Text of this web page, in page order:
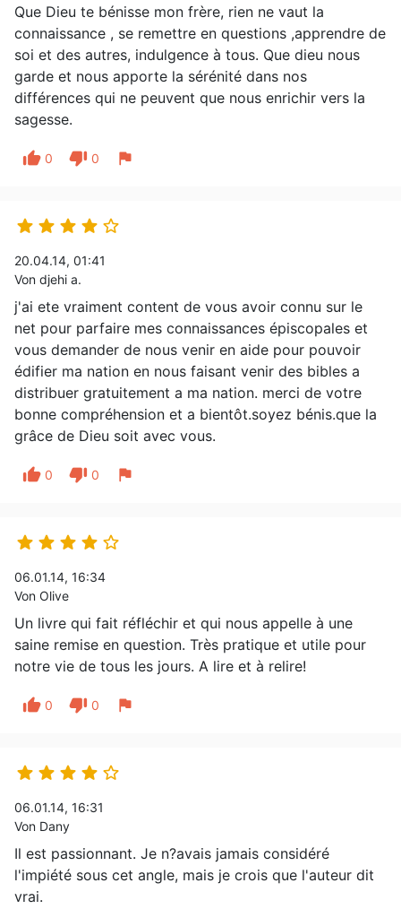
Que Dieu te bénisse mon frère, rien ne vaut la
connaissance , se remettre en questions ,apprendre de
soi et des autres, indulgence à tous. Que dieu nous
garde et nous apporte la sérénité dans nos
différences qui ne peuvent que nous enrichir vers la
sagesse.
thumb_up 0 thumb_down 0 flag
    
20.04.14, 01:41
Von djehi a.
j'ai ete vraiment content de vous avoir connu sur le
net pour parfaire mes connaissances épiscopales et
vous demander de nous venir en aide pour pouvoir
édifier ma nation en nous faisant venir des bibles a
distribuer gratuitement a ma nation. merci de votre
bonne compréhension et a bientôt.soyez bénis.que la
grâce de Dieu soit avec vous.
thumb_up 0 thumb_down 0 flag
    
06.01.14, 16:34
Von Olive
Un livre qui fait réfléchir et qui nous appelle à une
saine remise en question. Très pratique et utile pour
notre vie de tous les jours. A lire et à relire!
thumb_up 0 thumb_down 0 flag
    
06.01.14, 16:31
Von Dany
Il est passionnant. Je n?avais jamais considéré
l'impiété sous cet angle, mais je crois que l'auteur dit
vrai.